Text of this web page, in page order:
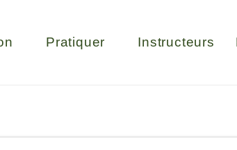
Pratiquer Instructeurs